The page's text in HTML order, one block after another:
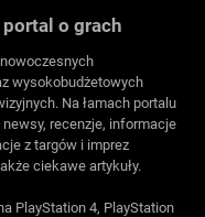
o grach
wysokobudżetowych
Na łamach portalu
recenzje, informacje
z targów i imprez
ciekawe artykuły.
PlayStation 4, PlayStation